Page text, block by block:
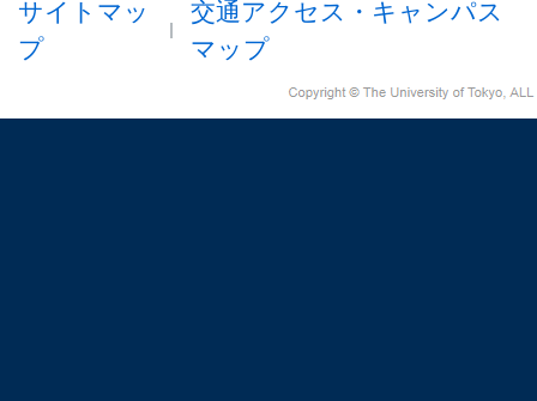
サイトマッ
プ
交通アクセス・キャンパス
マップ